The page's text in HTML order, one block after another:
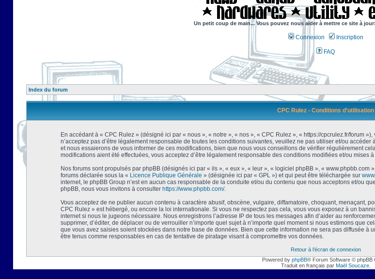
Un petit coup de main... Vous pouvez nous aider à mettre ce site à
Connexion Inscription
FAQ
Index du forum
CPC Rulez - Conditions d’utilisation
En accédant à « CPC Rulez » (désigné ici par « nous », « notre », « nos », « CPC Rulez », « https://cpcrulez.fr/forum
n’acceptez pas d’être légalement responsable de toutes les conditions suivantes, veuillez ne pas utiliser et/ou
et nous essaierons de vous informer de ces modifications, bien que nous vous conseillons de vérifier régulièrement
modifications aient été effectuées, vous acceptez d’être légalement responsable des conditions modifiées et/ou mises à
Nos forums sont propulsés par phpBB (désignés ici par « ils », « eux », « leur », « logiciel phpBB », «
forums déclarée sous la « Licence Publique Générale » (désignée ici par « GPL ») et qui peut être téléchargée sur
internet, le phpBB Group n’est en aucun cas responsable de la conduite et/ou du contenu que nous acceptons et/ou
phpBB, nous vous invitons à consulter https://www.phpbb.com/.
Vous acceptez de ne publier aucun contenu à caractère abusif, obscène, vulgaire, diffamatoire, choquant, menaçant,
CPC Rulez » est hébergé, ou encore la loi internationale. Si vous ne respectez pas cela, vous vous exposez à un
internet si nous le jugeons nécessaire. Nous enregistrons l’adresse IP de tous les messages afin d’aider au
supprimer, d’éditer, de déplacer ou de verrouiller n’importe quel sujet à n’importe quel moment si nous estimons que
que vous avez saisies soient stockées dans notre base de données. Bien que cette information ne sera pas diffusée
être tenus comme responsables en cas de tentative de piratage visant à compromettre vos données.
Retour à l’écran de connexion
Powered by phpBB® Forum Software © phpBB
Traduit en français par Maël Soucaze.